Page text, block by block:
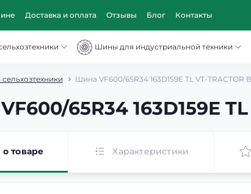
Доставка и оплата Отзывы Блог Контакты
Шины для индустриальной техники
Шина VF600/65R34 163D159E TL VT-TRACTOR
65R34 163D159E
о товаре Характеристики